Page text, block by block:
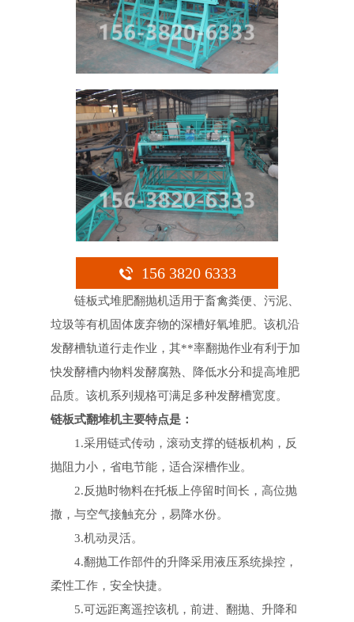
156 3820 6333
链板式堆肥翻抛机适用于畜禽粪便、污泥、
垃圾等有机固体废弃物的深槽好氧堆肥。该机沿
发酵槽轨道行走作业，其**率翻抛作业有利于加
快发酵槽内物料发酵腐熟、降低水分和提高堆肥
品质。该机系列规格可满足多种发酵槽宽度。
链板式翻堆机主要特点是：
1.采用链式传动，滚动支撑的链板机构，反
抛阻力小，省电节能，适合深槽作业。
2.反抛时物料在托板上停留时间长，高位抛
撒，与空气接触充分，易降水份。
3.机动灵活。
4.翻抛工作部件的升降采用液压系统操控，
柔性工作，安全快捷。
5.可远距离遥控该机，前进、翻抛、升降和